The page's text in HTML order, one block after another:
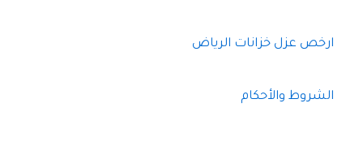
ارخص عزل خزانات الرياض
الشروط والأحكام